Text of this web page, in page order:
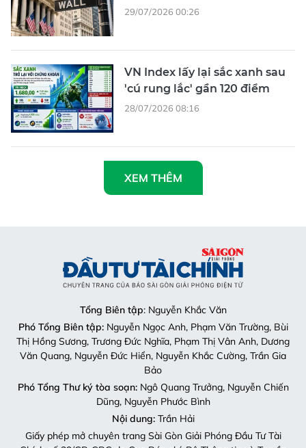
29/07/2026 00:26
VN Index lấy lại sắc xanh sau
'cú rung lắc' gần 120 điểm
28/07/2026 08:16
XEM THÊM
Tổng Biên tập: Nguyễn Khắc Văn
Phó Tổng Biên tập:Nguyễn Ngọc Anh, Phạm Văn Trường, Bùi
Thị Hồng Sương, Trương Đức Nghĩa, Phạm Thị Vân Anh, Dương
Văn Quang, Nguyễn Đức Hiển, Nguyễn Khắc Cường, Trần Gia
Bảo
Phó Tổng Thư ký tòa soạn:Ngô Quang Trưởng, Nguyễn Chiến
Dũng, Nguyễn Phước Bình
Nội dung:Trần Hải
Giấy phép mở chuyên trang Sài Gòn Giải Phóng Đầu Tư Tài